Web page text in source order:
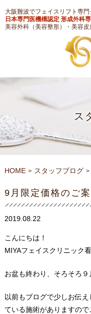
大阪難波でフェイスリフト専門
日本専門医機構認定 形成外科
美容外科（美容整形）・美容
ス
HOME スタッフブログ
9月限定価格のご
2019.08.22
こんにちは！
MIYAフェイスクリニック
お盆も終わり、そろそろ９
以前もブログで少しお伝
ている施術がありますので